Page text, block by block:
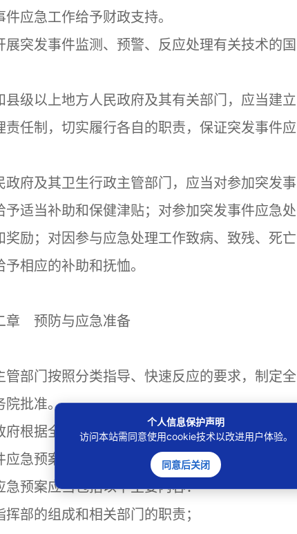
应急工作给予财政支持。
发事件监测、预警、反应处理有关技术的国
以上地方人民政府及其有关部门，应当建立
任制，切实履行各自的职责，保证突发事件应
及其卫生行政主管部门，应当对参加突发事
适当补助和保健津贴；对参加突发事件应急处
励；对因参与应急处理工作致病、致残、死亡
相应的补助和抚恤。
章 预防与应急准备
门按照分类指导、快速反应的要求，制定全
院批准。
据全国突发事件应急预案，结合本地实际情
急预案。
案应当包括以下主要内容：
的组成和相关部门的职责；
个人信息保护声明
访问本站需同意使用cookie技术以改进用户体验。
同意后关闭